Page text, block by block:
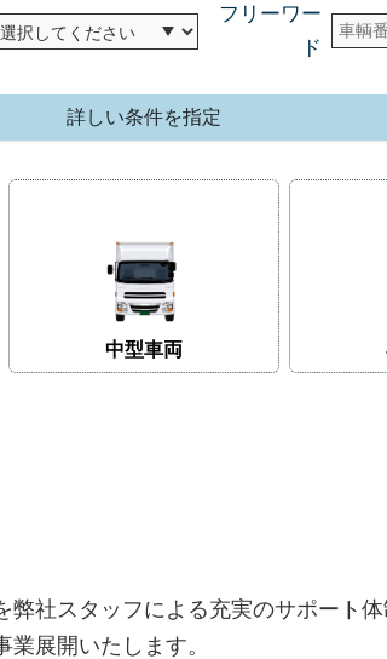
フリーワー
ド
詳しい条件を指定
中型車両
社スタッフによる充実のサポート
展開いたします。